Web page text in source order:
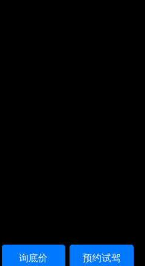
预约试驾
询底价